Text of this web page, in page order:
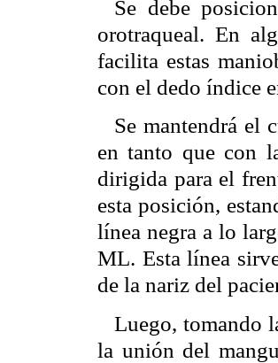
Se debe
orotraqueal. En
facilita estas
con el dedo índice
Se mantendrá el
en tanto que con
dirigida para el
esta posición,
línea negra a lo
ML. Esta línea
de la nariz del
Luego, tomando
la unión del